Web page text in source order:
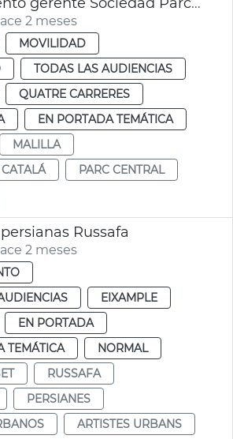
2 meses
MOVILIDAD
TODAS LAS AUDIENCIAS
QUATRE CARRERES
EN PORTADA TEMÁTICA
MALILLA
PARC CENTRAL
Russafa
2 meses
EIXAMPLE
EN PORTADA
TEMÁTICA
NORMAL
RUSSAFA
PERSIANES
ARTISTES URBANS